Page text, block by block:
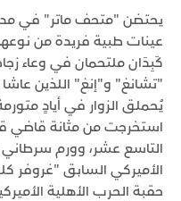
يحتضن "متحف ماتر" في
عينات طبية فريدة من
كَبِدَان ملتحمان في وعاء
"تشانغ" و"إنغ" اللذين
يُحملق الزوار في أيادٍ
استخرجت من مثانة قاضي
التاسع عشر، وورم
الأميركي السابق "غروفر
حقبة الحرب الأهلية